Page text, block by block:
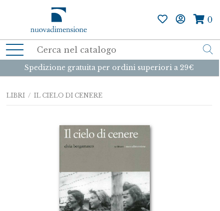
0
Spedizione gratuita per ordini superiori a 29€
LIBRI / IL CIELO DI CENERE